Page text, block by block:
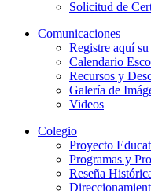
Solicitud de
Comunicaciones
Registre aquí
Calendario
Recursos y
Galería de
Videos
Colegio
Proyecto
Programas y
Reseña